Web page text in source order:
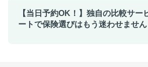
【当日予約OK！】独自の比較サー
ートで保険選びはもう迷わせません